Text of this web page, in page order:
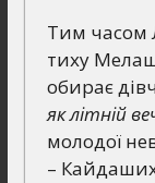
Тим часом
тиху
обирає
як літній
молодої
–